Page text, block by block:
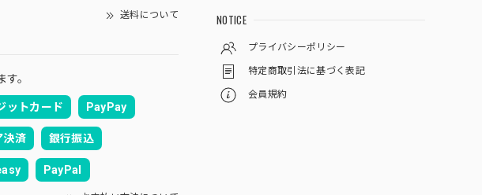
送料について
。
ットカード PayPay
決済 銀行振込
PayPal
NOTICE
プライバシーポリシー
特定商取引法に基づく表記
会員規約